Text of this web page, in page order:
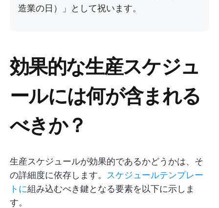
造業の日）」として祝います。
効果的な生産スケジュ
ールには何が含まれる
べきか？
生産スケジュールが効果的であるかどうかは、そ
の詳細度に依存します。
スケジュールテンプレー
トに組み込むべき鍵となる要素を以下に示しま
す。